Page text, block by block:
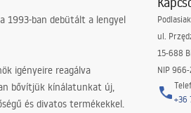
1993-ban debütált a lengyel
igényeire reagálva
bővítjük kínálatunkat új,
és divatos termékekkel.
ul.
15-688
NIP
+36